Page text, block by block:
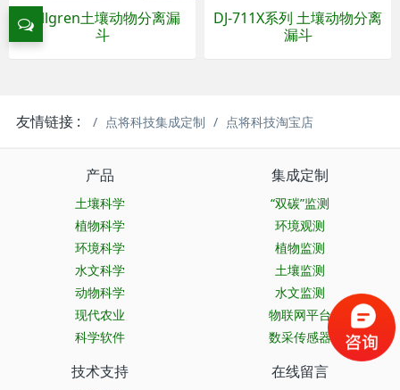
Tullgren土壤动物分离漏
斗
DJ-711X系列 土壤动物分离
漏斗
友情链接 : 点将科技集成定制 点将科技淘宝店
产品
土壤科学
植物科学
环境科学
水文科学
动物科学
现代农业
科学软件
集成定制
“双碳”监测
环境观测
植物监测
土壤监测
水文监测
物联网平台
数采传感器
技术支持 在线留言